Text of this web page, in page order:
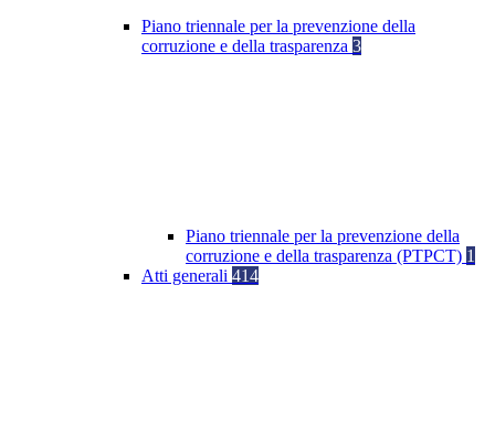
Piano triennale per la prevenzione della
corruzione e della trasparenza 3
Piano triennale per la prevenzione della
corruzione e della trasparenza (PTPCT) 1
Atti generali 414